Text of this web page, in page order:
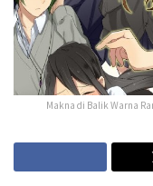
Makna di Balik Warna